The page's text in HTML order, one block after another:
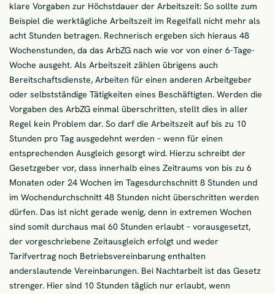
klare Vorgaben zur Höchstdauer der Arbeitszeit: So sollte zum
Beispiel die werktägliche Arbeitszeit im Regelfall nicht mehr als
acht Stunden betragen. Rechnerisch ergeben sich hieraus 48
Wochenstunden, da das ArbZG nach wie vor von einer 6-Tage-
Woche ausgeht. Als Arbeitszeit zählen übrigens auch
Bereitschaftsdienste, Arbeiten für einen anderen Arbeitgeber
oder selbstständige Tätigkeiten eines Beschäftigten. Werden die
Vorgaben des ArbZG einmal überschritten, stellt dies in aller
Regel kein Problem dar. So darf die Arbeitszeit auf bis zu 10
Stunden pro Tag ausgedehnt werden – wenn für einen
entsprechenden Ausgleich gesorgt wird. Hierzu schreibt der
Gesetzgeber vor, dass innerhalb eines Zeitraums von bis zu 6
Monaten oder 24 Wochen im Tagesdurchschnitt 8 Stunden und
im Wochendurchschnitt 48 Stunden nicht überschritten werden
dürfen. Das ist nicht gerade wenig, denn in extremen Wochen
sind somit durchaus mal 60 Stunden erlaubt – vorausgesetzt,
der vorgeschriebene Zeitausgleich erfolgt und weder
Tarifvertrag noch Betriebsvereinbarung enthalten
anderslautende Vereinbarungen. Bei Nachtarbeit ist das Gesetz
strenger. Hier sind 10 Stunden täglich nur erlaubt, wenn